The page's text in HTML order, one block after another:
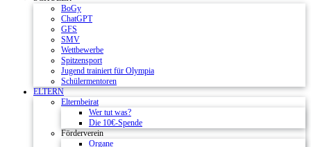
BoGy
ChatGPT
GFS
SMV
Wettbewerbe
Spitzensport
Jugend trainiert für Olympia
Schülermentoren
ELTERN
Elternbeirat
Wer tut was?
Die 10€-Spende
Förderverein
Organe